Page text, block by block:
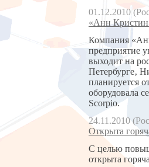
01.12.2010
«Анн
Компания
предприятие
выходит на
Петербурге‚
планируется
оборудовала
Scorpio.
24.11.2010
Открыта
С целью
открыта